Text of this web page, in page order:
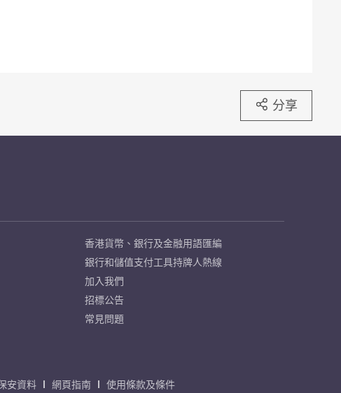
分享
香港貨幣、銀行及金融用語匯編
銀行和儲值支付工具持牌人熱線
加入我們
招標公告
常見問題
安資料 網頁指南 使用條款及條件